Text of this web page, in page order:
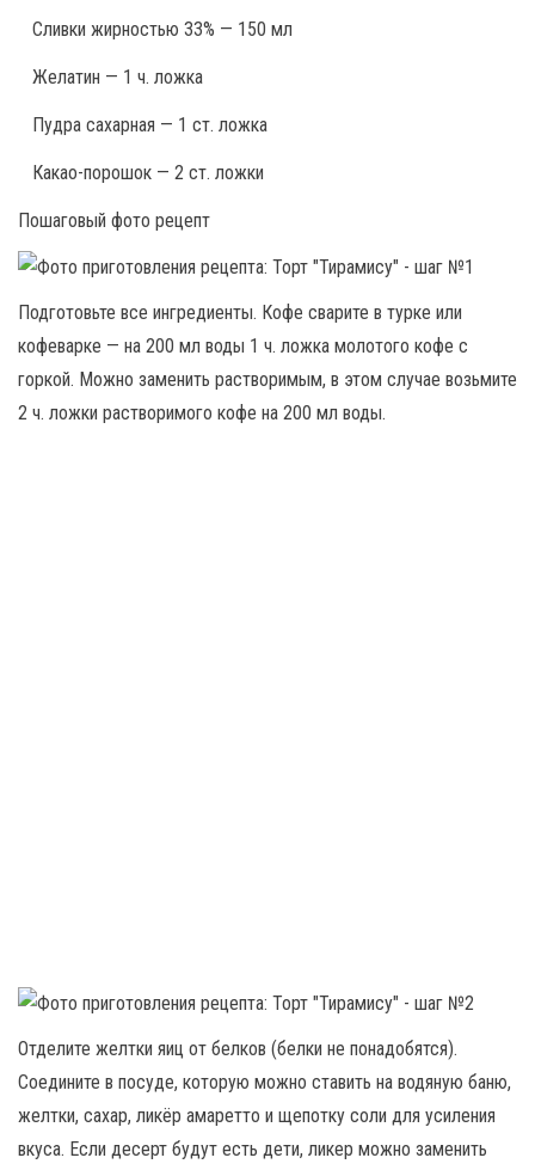
Сливки жирностью 33% — 150 мл
Желатин — 1 ч. ложка
Пудра сахарная — 1 ст. ложка
Какао-порошок — 2 ст. ложки
Пошаговый фото рецепт
Подготовьте все ингредиенты. Кофе сварите в турке или
кофеварке — на 200 мл воды 1 ч. ложка молотого кофе с
горкой. Можно заменить растворимым, в этом случае возьмите
2 ч. ложки растворимого кофе на 200 мл воды.
Отделите желтки яиц от белков (белки не понадобятся).
Соедините в посуде, которую можно ставить на водяную баню,
желтки, сахар, ликёр амаретто и щепотку соли для усиления
вкуса. Если десерт будут есть дети, ликер можно заменить